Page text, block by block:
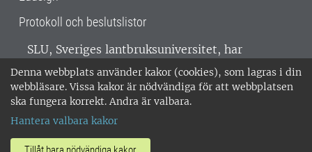
Denna webbplats använder kakor (cookies), som lagras i din
webbläsare. Vissa kakor är nödvändiga för att webbplatsen
ska fungera korrekt. Andra är valbara.
Hantera valbara kakor
Protokoll och beslutslistor
SLU, Sveriges lantbruksuniversitet, har
verksamhet över hela Sverige. Huvudorter är
Alnarp, Uppsala och Umeå.SLU är
miljöcertifierat enligt ISO 14001. •
018-67 10 00 • Org nr: 202100-2817 •
Om SLU:s webbplatser